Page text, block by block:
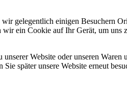
gelegentlich einigen Besuchern
ein Cookie auf Ihr Gerät, um uns
Website oder unseren
später unsere Website erneut